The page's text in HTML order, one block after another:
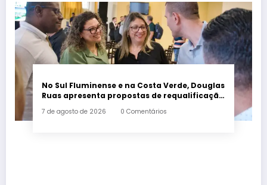
No Sul Fluminense e na Costa Verde, Douglas
Ruas apresenta propostas de requalificação
7 de agosto de 2026 0 Comentários